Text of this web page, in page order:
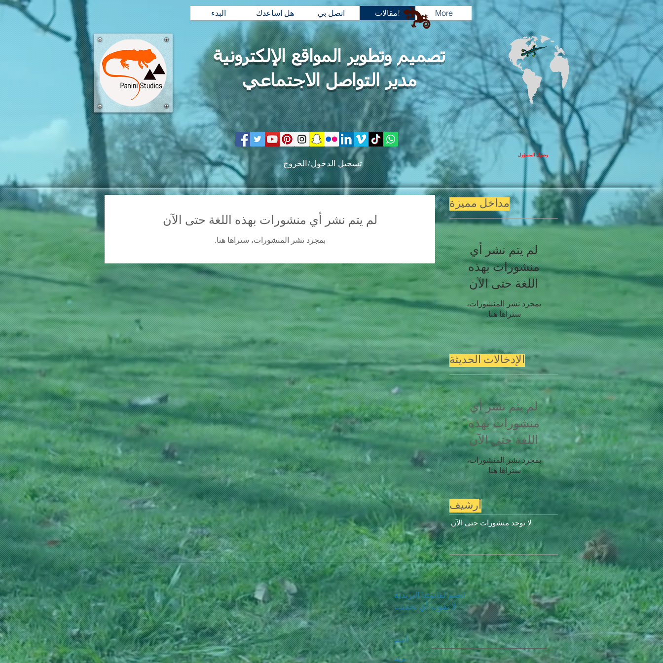
البدء هل اساعدك اتصل بي مقالات! More
تصميم وتطوير المواقع الإلكترونية
مدير التواصل الاجتماعي
تسجيل الدخول/الخروج
وصول المسؤول
لم يتم نشر أي منشورات بهذه اللغة حتى الآن
بمجرد نشر المنشورات، ستراها هنا.
مداخل مميزة
لم يتم نشر أي
منشورات بهذه
اللغة حتى الآن
بمجرد نشر المنشورات،
ستراها هنا.
الإدخالات الحديثة
لم يتم نشر أي
منشورات بهذه
اللغة حتى الآن
بمجرد نشر المنشورات،
ستراها هنا.
أرشيف
لا توجد منشورات حتى الآن.
انضم لقائمتنا البريدية
لا تفوت أي تحديث
اسم
بريد